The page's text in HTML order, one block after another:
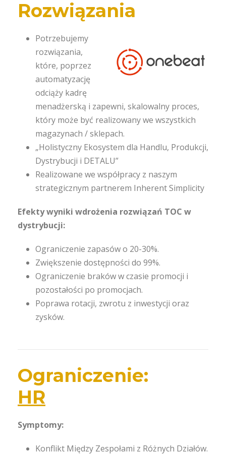
Rozwiązania
Potrzebujemy
rozwiązania,
które, poprzez
automatyzację
odciąży kadrę
menadżerską i zapewni, skalowalny proces,
który może być realizowany we wszystkich
magazynach / sklepach.
„Holistyczny Ekosystem dla Handlu, Produkcji,
Dystrybucji i DETALU”
Realizowane we współpracy z naszym
strategicznym partnerem Inherent Simplicity
Efekty wyniki wdrożenia rozwiązań TOC w
dystrybucji:
Ograniczenie zapasów o 20-30%.
Zwiększenie dostępności do 99%.
Ograniczenie braków w czasie promocji i
pozostałości po promocjach.
Poprawa rotacji, zwrotu z inwestycji oraz
zysków.
Ograniczenie:
HR
Symptomy:
Konflikt Między Zespołami z Różnych Działów.